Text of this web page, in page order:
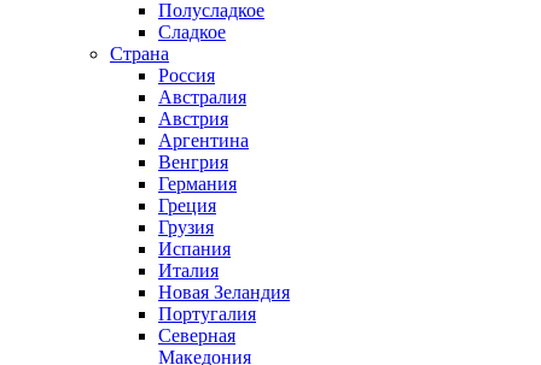
Полусладкое
Сладкое
Страна
Россия
Австралия
Австрия
Аргентина
Венгрия
Германия
Греция
Грузия
Испания
Италия
Новая Зеландия
Португалия
Северная
Македония